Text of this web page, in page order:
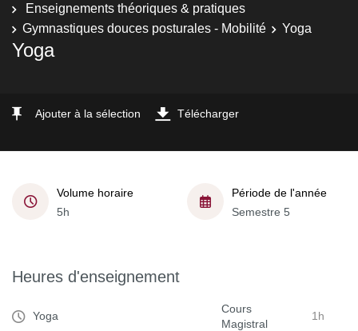
Enseignements théoriques & pratiques
Gymnastiques douces posturales - Mobilité
Yoga
Yoga
Ajouter à la sélection Télécharger
Volume horaire
5h
Période de l'année
Semestre 5
Heures d'enseignement
Yoga
Cours
Magistral
1h